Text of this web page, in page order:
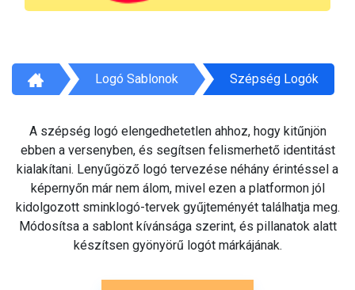
Logó Sablonok Szépség Logók
A szépség logó elengedhetetlen ahhoz, hogy kitűnjön
ebben a versenyben, és segítsen felismerhető identitást
kialakítani. Lenyűgöző logó tervezése néhány érintéssel a
képernyőn már nem álom, mivel ezen a platformon jól
kidolgozott sminklogó-tervek gyűjteményét találhatja meg.
Módosítsa a sablont kívánsága szerint, és pillanatok alatt
készítsen gyönyörű logót márkájának.